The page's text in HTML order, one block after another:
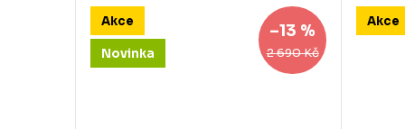
Akce
Novinka 2 690 Kč
–13 % Akce